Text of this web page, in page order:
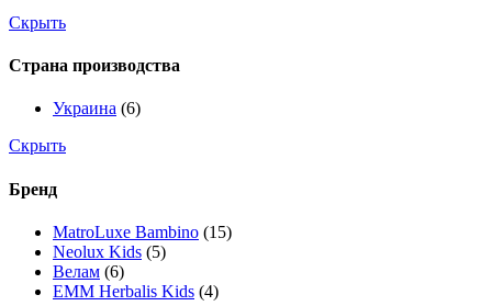
Скрыть
Страна производства
Украина (6)
Скрыть
Бренд
MatroLuxe Bambino (15)
Neolux Kids (5)
Велам (6)
ЕММ Herbalis Kids (4)